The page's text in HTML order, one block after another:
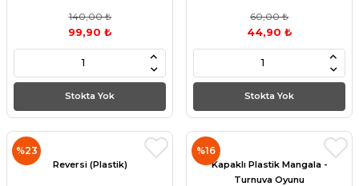
140,00 ₺
99,90 ₺
Stokta Yok
60,00 ₺
44,90 ₺
Stokta Yok
%23
Reversi (Plastik)
%16
Kapaklı Plastik Mangala -
Turnuva Oyunu